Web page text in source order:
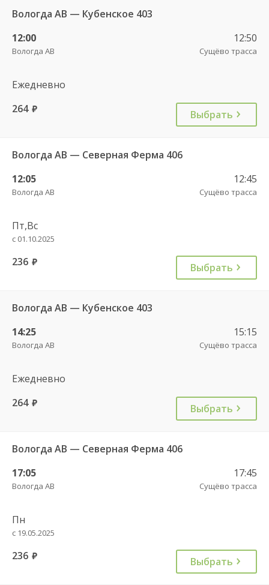
Вологда АВ — Кубенское 403
12:00
Вологда АВ
12:50
Сущёво трасса
Ежедневно
264 руб. Выбрать
Вологда АВ — Северная Ферма 406
12:05
Вологда АВ
12:45
Сущёво трасса
Пт,Вс
с 01.10.2025
236 руб. Выбрать
Вологда АВ — Кубенское 403
14:25
Вологда АВ
15:15
Сущёво трасса
Ежедневно
264 руб. Выбрать
Вологда АВ — Северная Ферма 406
17:05
Вологда АВ
17:45
Сущёво трасса
Пн
с 19.05.2025
236 руб. Выбрать